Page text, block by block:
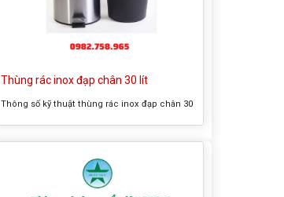
Thùng rác inox đạp chân 30 lít
Thông số kỹ thuật thùng rác inox đạp chân 30
Chất liệu : inox – Có giỏ nhựa PP đựng rác
bên trong Thông tin sản...